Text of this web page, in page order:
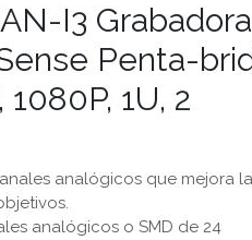
I3 Grabadora
Penta-
1U, 2
analógicos que mejora la
analógicos o SMD de 24